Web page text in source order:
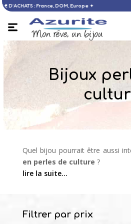
DÈS 60 € D’ACHATS : France, DOM, Europe ✦
Bijoux
Quel bijou pourrait être aussi
en perles de culture ?
lire la suite…
Filtrer par prixBracelet ambre